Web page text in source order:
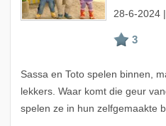
28-6-2024|
Sassa en Toto spelen binnen,
lekkers. Waar komt die geur
spelen ze in hun zelfgemaakte